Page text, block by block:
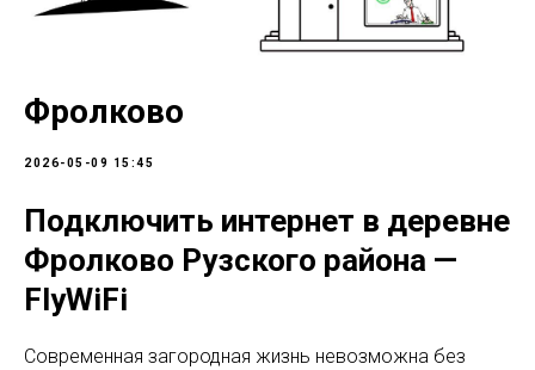
Фролково
2026-05-09 15:45
Подключить интернет в деревне
Фролково Рузского района —
FlyWiFi
Современная загородная жизнь невозможна без